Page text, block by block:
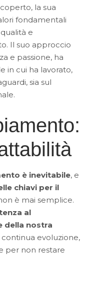
la sua
fondamentali
e
Il suo approccio
e passione, ha
in cui ha lavorato,
sia sul
è inevitabile, e
chiavi per il
è mai semplice.
al
della nostra
continua evoluzione,
per non restare